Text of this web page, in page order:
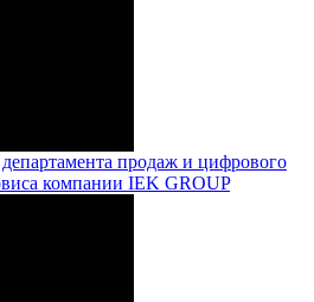
продаж и цифрового
компании IEK GROUP